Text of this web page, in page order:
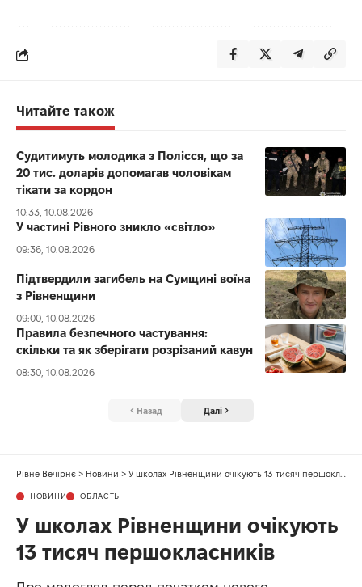
Читайте також
Судитимуть молодика з Полісся, що за
20 тис. доларів допомагав чоловікам
тікати за кордон
10:33, 10.08.2026
У частині Рівного зникло «світло»
09:36, 10.08.2026
Підтвердили загибель на Сумщині воїна
з Рівненщини
09:00, 10.08.2026
Правила безпечного частування:
скільки та як зберігати розрізаний кавун
08:30, 10.08.2026
Назад Далі
Рівне Вечірнє > Новини > У школах Рівненщини очікують 13 тисяч першокласників
НОВИНИ ОБЛАСТЬ
У школах Рівненщини очікують
13 тисяч першокласників